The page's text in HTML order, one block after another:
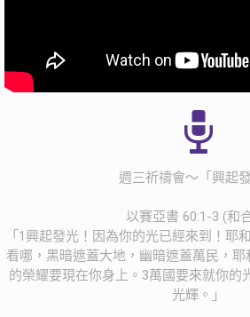
週三祈禱會～「興起發
以賽亞書 60:1-3 (和
「1興起發光！因為你的光已經來到！耶
看哪，黑暗遮蓋大地，幽暗遮蓋萬民，
的榮耀要現在你身上。3萬國要來就你的
光輝。」